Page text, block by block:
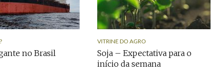
no Brasil
VITRINE DO AGRO
Soja – Expectativa para o
início da semana